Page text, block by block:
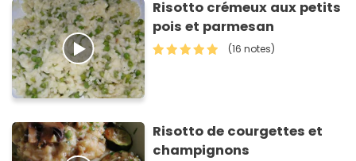
Risotto crémeux aux petits
pois et parmesan
(16 notes)
Risotto de courgettes et
champignons